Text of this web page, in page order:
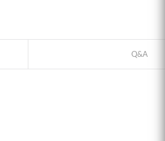
PAYCO 바로
Q&A